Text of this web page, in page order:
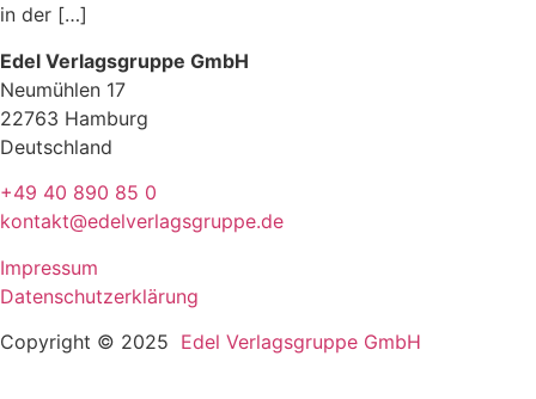
in der […]
Edel Verlagsgruppe GmbH
Neumühlen 17
22763 Hamburg
Deutschland
+49 40 890 85 0
kontakt@edelverlagsgruppe.de
Impressum
Datenschutzerklärung
Copyright © 2025 Edel Verlagsgruppe GmbH